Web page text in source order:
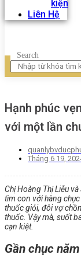
kiện
Liên Hệ
Search
Hạnh phúc
với một lần
Tháng 6 19,
Chị Hoàng Thị Liễu
tìm con với hàng
thuốc giỏi, đôi vợ
thuốc. Vậy mà, suốt
cạn kiệt.
Gần chục